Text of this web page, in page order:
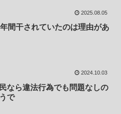
2025.08.05
間干されていたのは理由があ
2024.10.03
なら違法行為でも問題なしの
で